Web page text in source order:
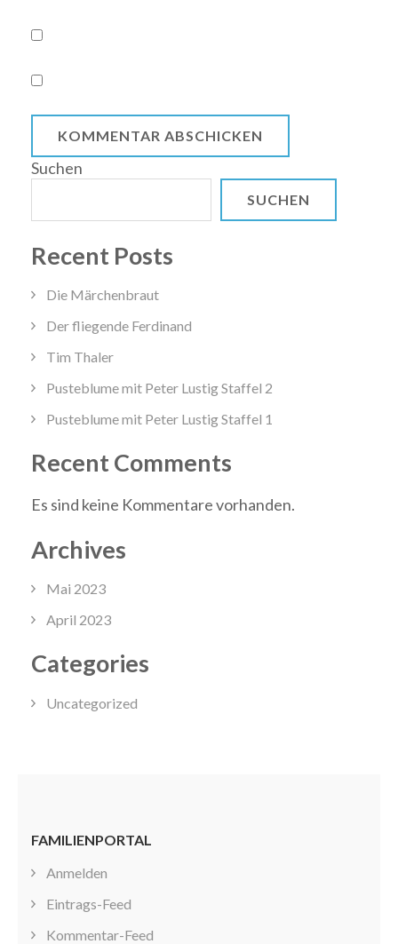
Suchen
SUCHEN
Recent Posts
Die Märchenbraut
Der fliegende Ferdinand
Tim Thaler
Pusteblume mit Peter Lustig Staffel 2
Pusteblume mit Peter Lustig Staffel 1
Recent Comments
Es sind keine Kommentare vorhanden.
Archives
Mai 2023
April 2023
Categories
Uncategorized
FAMILIENPORTAL
Anmelden
Eintrags-Feed
Kommentar-Feed